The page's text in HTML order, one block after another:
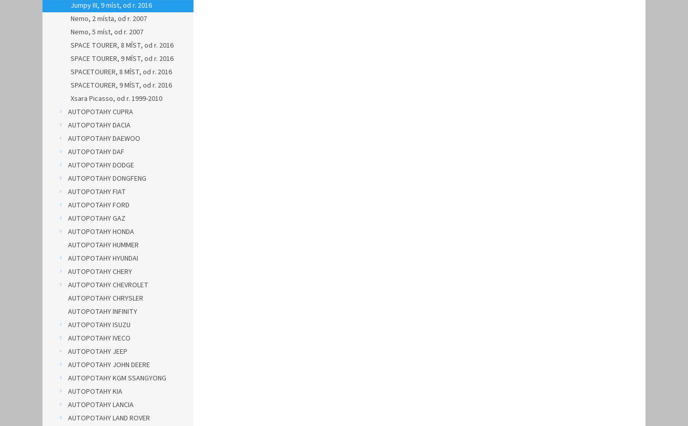
Jumpy III, 9 míst, od r. 2016
Nemo, 2 místa, od r. 2007
Nemo, 5 míst, od r. 2007
SPACE TOURER, 8 MÍST, od r. 2016
SPACE TOURER, 9 MÍST, od r. 2016
SPACETOURER, 8 MÍST, od r. 2016
SPACETOURER, 9 MÍST, od r. 2016
Xsara Picasso, od r. 1999-2010
AUTOPOTAHY CUPRA
AUTOPOTAHY DACIA
AUTOPOTAHY DAEWOO
AUTOPOTAHY DAF
AUTOPOTAHY DODGE
AUTOPOTAHY DONGFENG
AUTOPOTAHY FIAT
AUTOPOTAHY FORD
AUTOPOTAHY GAZ
AUTOPOTAHY HONDA
AUTOPOTAHY HUMMER
AUTOPOTAHY HYUNDAI
AUTOPOTAHY CHERY
AUTOPOTAHY CHEVROLET
AUTOPOTAHY CHRYSLER
AUTOPOTAHY INFINITY
AUTOPOTAHY ISUZU
AUTOPOTAHY IVECO
AUTOPOTAHY JEEP
AUTOPOTAHY JOHN DEERE
AUTOPOTAHY KGM SSANGYONG
AUTOPOTAHY KIA
AUTOPOTAHY LANCIA
AUTOPOTAHY LAND ROVER